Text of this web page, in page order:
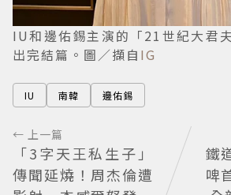
IU和邊佑錫主演的「21世紀大君
出完結篇。圖／擷自 IG
IU 南韓 邊佑錫
← 上一篇
「3字天王私生子」
傳聞延燒！周杰倫遭
鐵
啤